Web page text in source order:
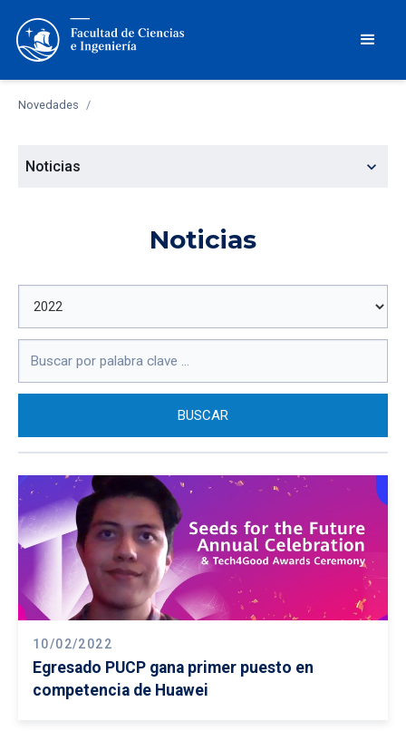
Novedades /
Noticias expand_more
Noticias
10/02/2022
Egresado PUCP gana primer puesto en
competencia de Huawei